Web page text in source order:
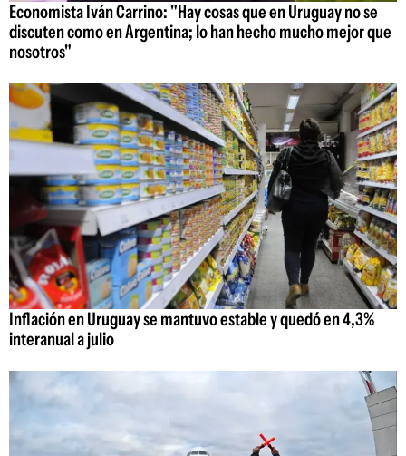
Economista Iván Carrino: "Hay cosas que en Uruguay no se
discuten como en Argentina; lo han hecho mucho mejor que
nosotros"
Inflación en Uruguay se mantuvo estable y quedó en 4,3%
interanual a julio